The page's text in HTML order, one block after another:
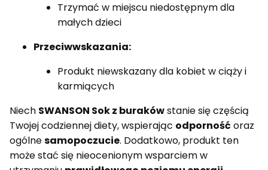
Trzymać w miejscu niedostępnym dla
małych dzieci
Przeciwwskazania:
Produkt niewskazany dla kobiet w ciąży i
karmiących
Niech SWANSON Sok z burakówstanie się częścią
Twojej codziennej diety, wspierając odporność oraz
ogólnesamopoczucie. Dodatkowo, produkt ten
może stać się nieocenionym wsparciem w